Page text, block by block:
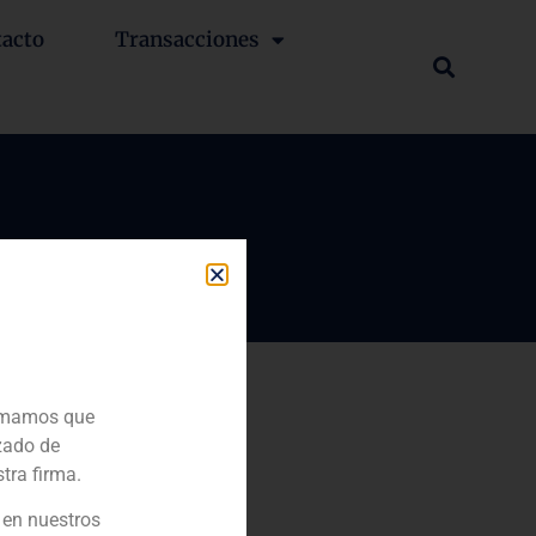
Transacciones
que
de
firma.
nuestros